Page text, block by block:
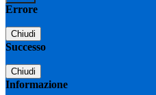
Errore
Chiudi
Successo
Chiudi
Informazione